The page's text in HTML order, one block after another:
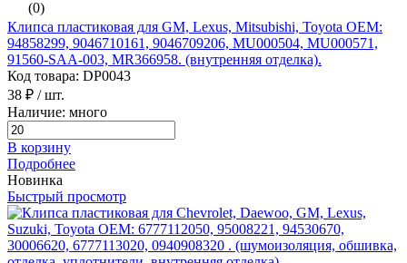
(0)
Клипса пластиковая для GM, Lexus, Mitsubishi, Toyota ОЕМ:
94858299, 9046710161, 9046709206, MU000504, MU000571,
91560-SAA-003, MR366958. (внутренняя отделка).
Код товара: DP0043
38 ₽ / шт.
Наличие: много
В корзину
Подробнее
Новинка
Быстрый просмотр